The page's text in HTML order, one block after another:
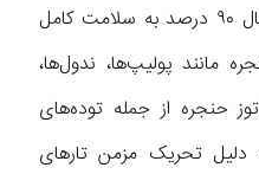
پیش‌بینی می‌شود بیمار با احتمال ۹۰ درصد به سلامت کامل
مانند پولیپ‌ها، ندول‌ها،
حنجره از جمله توده‌های
دلیل تحریک مزمن تارهای